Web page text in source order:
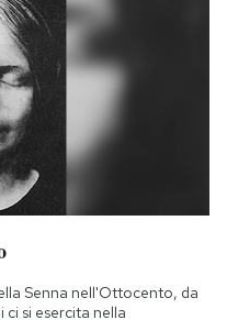
Senna nell'Ottocento, da
ci si esercita nella